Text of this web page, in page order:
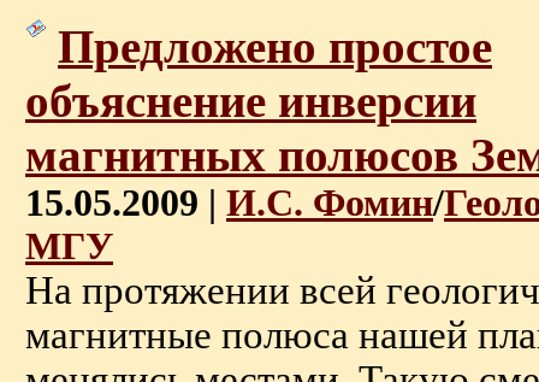
Предложено простое
объяснение инверсии
магнитных полюсов
15.05.2009 | И.С. Фомин/
МГУ
На протяжении всей
магнитные полюса нашей